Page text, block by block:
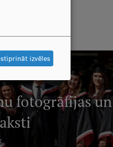
fotogrāfijas un
izvēles